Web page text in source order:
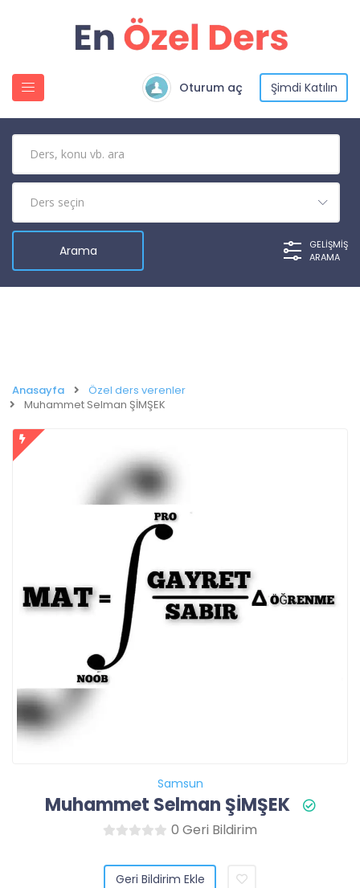
Oturum aç Şimdi Katılın
GELIŞMIŞ
ARAMA
Anasayfa
Özel ders verenler
Muhammet Selman ŞİMŞEK
Samsun
Muhammet Selman ŞİMŞEK
0 Geri Bildirim
Geri Bildirim Ekle